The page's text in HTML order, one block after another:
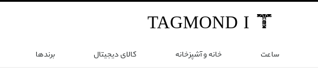
TAGMOND I
ساعت خانه و آشپزخانه کالای دیجیتال برندها